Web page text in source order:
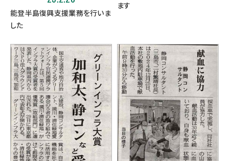
能登半島復興支援業務を行いま
した
ます